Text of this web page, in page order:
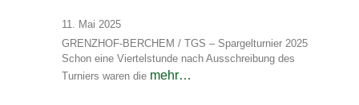
11. Mai 2025
GRENZHOF-BERCHEM / TGS – Spargelturnier 2025
Schon eine Viertelstunde nach Ausschreibung des
Turniers waren die mehr…